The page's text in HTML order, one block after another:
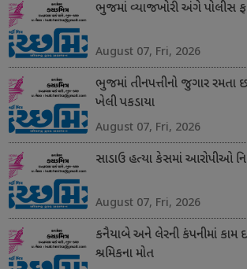
ભુજમાં વ્યાજખોરી અંગે પોલીસ
August 07, Fri, 2026
ભુજમાં તીનપત્તીનો જુગાર
ખેલી પકડાયા
August 07, Fri, 2026
સાડાઉ હત્યા કેસમાં આરોપીઓ
August 07, Fri, 2026
કનૈયાબે અને લેરની કંપનીમાં કામ
શ્રમિકના મોત